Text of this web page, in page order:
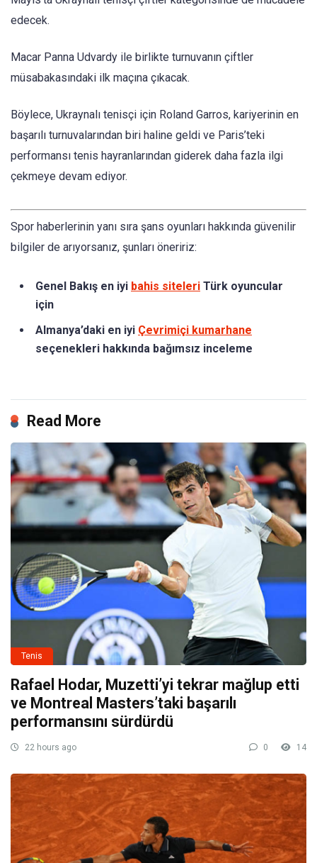
edecek.
Macar Panna Udvardy ile birlikte turnuvanın çiftler
müsabakasındaki ilk maçına çıkacak.
Böylece, Ukraynalı tenisçi için Roland Garros, kariyerinin en
başarılı turnuvalarından biri haline geldi ve Paris’teki
performansı tenis hayranlarından giderek daha fazla ilgi
çekmeye devam ediyor.
Spor haberlerinin yanı sıra şans oyunları hakkında güvenilir
bilgiler de arıyorsanız, şunları öneririz:
Genel Bakış en iyi bahis siteleri Türk oyuncular
için
Almanya’daki en iyi Çevrimiçi kumarhane
seçenekleri hakkında bağımsız inceleme
Read More
Tenis
Rafael Hodar, Muzetti’yi tekrar mağlup etti
ve Montreal Masters’taki başarılı
performansını sürdürdü
22 hours ago 0 14